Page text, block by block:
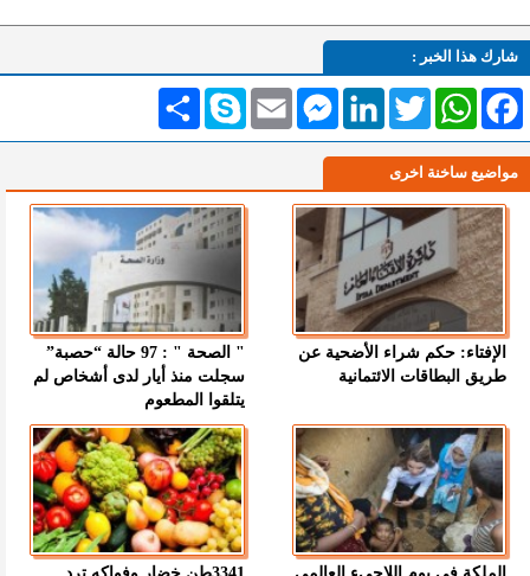
شارك هذا الخبر :
انشر Skype Email
MessengerLinkedInTwitterWhatsAppFacebook
مواضيع ساخنة اخرى
الإفتاء: حكم شراء الأضحية عن
طريق البطاقات الائتمانية
" الصحة " : 97 حالة “حصبة”
سجلت منذ أيار لدى أشخاص لم
يتلقوا المطعوم